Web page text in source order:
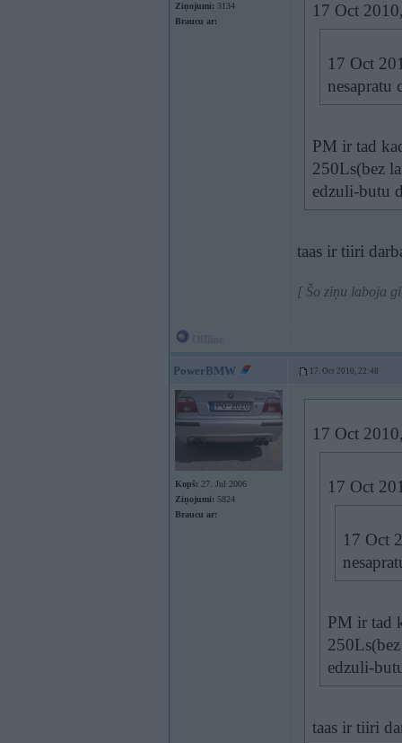
Ziņojumi: 3134
Braucu ar:
17 Oct
17 Oct
nesapratu
PM ir tad
250Ls(bez
edzuli-butu
taas ir tiiri
[ Šo ziņu laboja
PowerBMW 17. Oct 2010, 22:48
Kopš: 27. Jul 2006
Ziņojumi: 5824
Braucu ar:
17 Oct
17 Oct
17 Oct
PM ir tad
edzuli-
taas ir tiiri